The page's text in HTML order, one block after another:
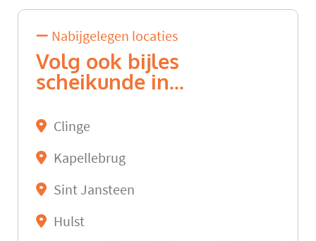
Nabijgelegen locaties
Volg ook bijles
scheikunde in...
Clinge
Kapellebrug
Sint Jansteen
Hulst